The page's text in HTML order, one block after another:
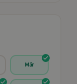
Mär